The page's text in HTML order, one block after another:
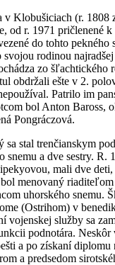
v Klobušiciach (r. 1808
od r. 1971 pričlenené
do tohto pekného
svojou rodinou
zo šľachtického
obdržali ešte v 2.
Patrilo im
bol Anton Baross,
Pongráczová.
sa stal trenčianskym
snemu a dve sestry. R.
mali dve deti,
menovaný
uhorského snemu.
(Ostrihom) v
vojenskej služby sa
podnotára. Neskôr
a po získaní diplomu
a predsedom